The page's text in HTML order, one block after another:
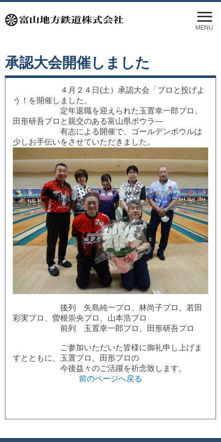
メ
ニ
ュ
く
MENU
承認大会開催しました
４月２４日(土）承認大会「プロと投げよ
う！を開催しました。
定年退職を迎えられた玉置幸一郎プロ、
田形研吾プロと親交のある富山県ボウラ―
有志による開催で、ゴールデンボウルは
少しお手伝いをさせていただきました。
後列 矢島純一プロ、林尚子プロ、若田
彩実プロ、曽根崇央プロ、山本浩プロ
前列 玉置幸一郎プロ、田形研吾プロ
ご参加いただいた皆様に御礼申し上げま
すとともに、玉置プロ、田形プロの
今後益々のご活躍を祈念致します。
前のページへ戻る